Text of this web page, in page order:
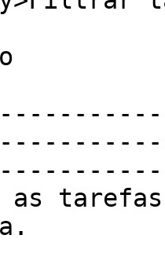
as